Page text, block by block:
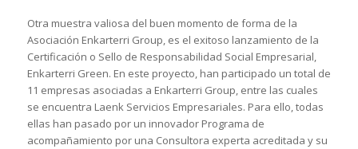
Otra muestra valiosa del buen momento de forma de la
Asociación Enkarterri Group, es el exitoso lanzamiento de la
Certificación o Sello de Responsabilidad Social Empresarial,
Enkarterri Green. En este proyecto, han participado un total de
11 empresas asociadas a Enkarterri Group, entre las cuales
se encuentra Laenk Servicios Empresariales. Para ello, todas
ellas han pasado por un innovador Programa de
acompañamiento por una Consultora experta acreditada y su